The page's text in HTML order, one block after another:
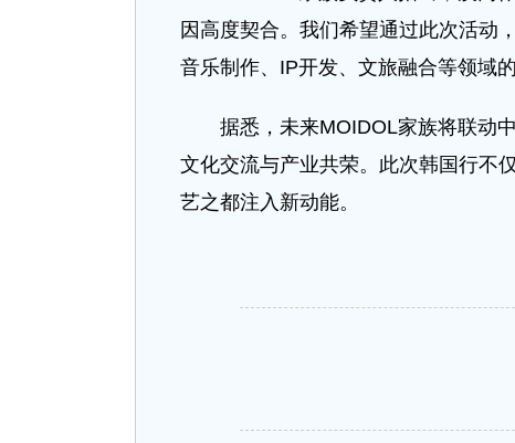
因高度契合。我们希望通过此次活动
音乐制作、IP开发、文旅融合等领域的
据悉，未来MOIDOL家族将联动中
文化交流与产业共荣。此次韩国行不
艺之都注入新动能。